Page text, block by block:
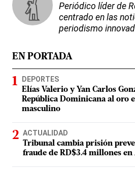
Periódico líder de
centrado en las
periodismo
EN PORTADA
DEPORTES
Elías Valerio y Yan Carlos
República Dominicana al oro
masculino
ACTUALIDAD
Tribunal cambia prisión
fraude de RD$3.4 millones